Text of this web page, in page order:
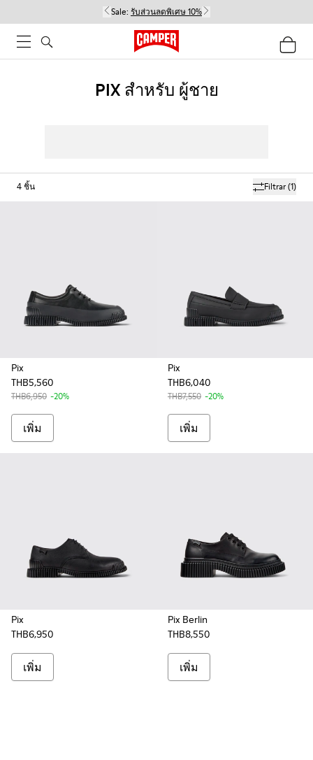
Sale: รับส่วนลดพิเศษ 10%
PIX สำหรับ ผู้ชาย
Filtrar(1)
4ชิ้น
Pix
THB5,560
THB6,950 -20%
เพิ่ม
Pix
THB6,040
THB7,550 -20%
เพิ่ม
Pix
THB6,950
เพิ่ม
Pix Berlin
THB8,550
เพิ่ม